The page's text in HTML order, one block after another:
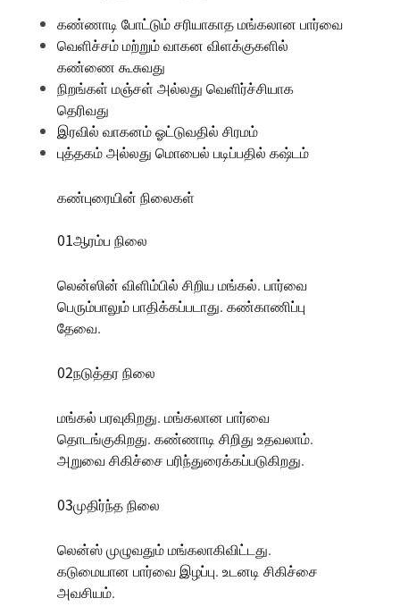
கண்ணாடி போட்டும் சரியாகாத மங்கலான பார்வை
வெளிச்சம் மற்றும் வாகன விளக்குகளில்
கண்ணை கூசுவது
நிறங்கள் மஞ்சள் அல்லது வெளிர்ச்சியாக
தெரிவது
இரவில் வாகனம் ஓட்டுவதில் சிரமம்
புத்தகம் அல்லது மொபைல் படிப்பதில் கஷ்டம்
கண்புரையின் நிலைகள்
01ஆரம்ப நிலை
லென்ஸின் விளிம்பில் சிறிய மங்கல். பார்வை
பெரும்பாலும் பாதிக்கப்படாது. கண்காணிப்பு
தேவை.
02நடுத்தர நிலை
மங்கல் பரவுகிறது. மங்கலான பார்வை
தொடங்குகிறது. கண்ணாடி சிறிது உதவலாம்.
அறுவை சிகிச்சை பரிந்துரைக்கப்படுகிறது.
03முதிர்ந்த நிலை
லென்ஸ் முழுவதும் மங்கலாகிவிட்டது.
கடுமையான பார்வை இழப்பு. உடனடி சிகிச்சை
அவசியம்.